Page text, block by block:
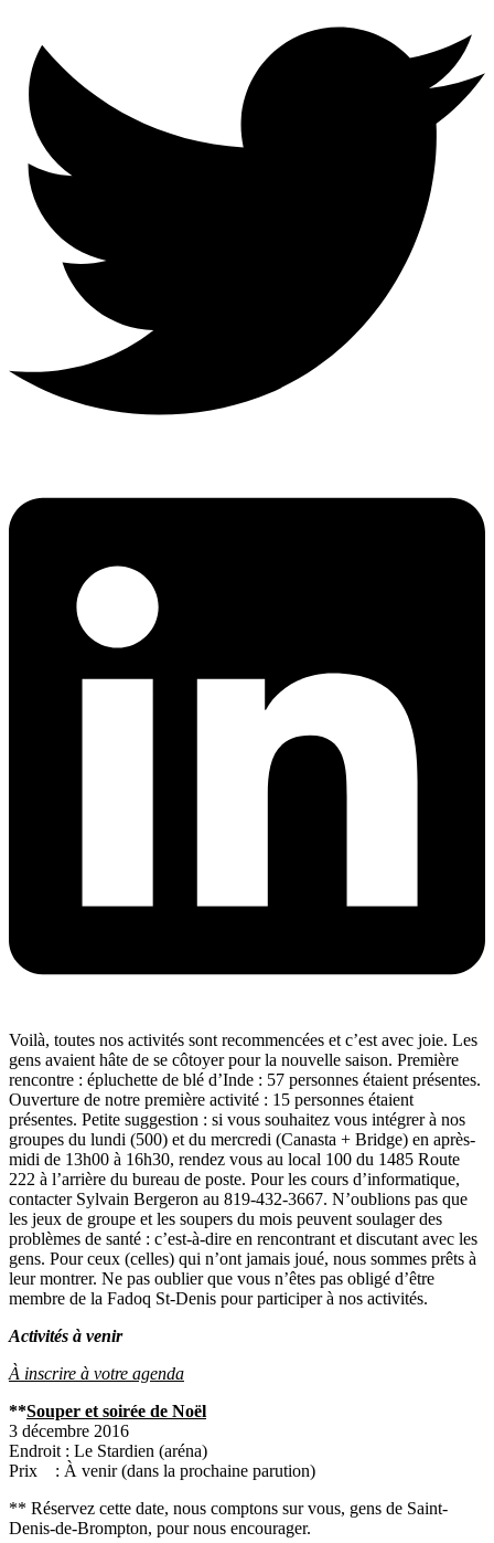
Voilà, toutes nos activités sont recommencées et c’est avec joie. Les
gens avaient hâte de se côtoyer pour la nouvelle saison. Première
rencontre : épluchette de blé d’Inde : 57 personnes étaient présentes.
Ouverture de notre première activité : 15 personnes étaient
présentes. Petite suggestion : si vous souhaitez vous intégrer à nos
groupes du lundi (500) et du mercredi (Canasta + Bridge) en après-
midi de 13h00 à 16h30, rendez vous au local 100 du 1485 Route
222 à l’arrière du bureau de poste. Pour les cours d’informatique,
contacter Sylvain Bergeron au 819‑432‑3667. N’oublions pas que
les jeux de groupe et les soupers du mois peuvent soulager des
problèmes de santé : c’est-à-dire en rencontrant et discutant avec les
gens. Pour ceux (celles) qui n’ont jamais joué, nous sommes prêts à
leur montrer. Ne pas oublier que vous n’êtes pas obligé d’être
membre de la Fadoq St-Denis pour participer à nos activités.
Activités à venir
À inscrire à votre agenda
**Souper et soirée de Noël
3 décembre 2016
Endroit : Le Stardien (aréna)
Prix : À venir (dans la prochaine parution)
** Réservez cette date, nous comptons sur vous, gens de Saint-
Denis-de-Brompton, pour nous encourager.